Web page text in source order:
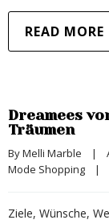
READ MORE
Dreamees
Träumen
By Melli Marble |
Mode Shopping
|
Ziele, Wünsche,